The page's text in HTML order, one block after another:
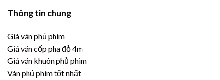
Thông tin chung
Giá ván phủ phim
Giá ván cốp pha đỏ 4m
Giá ván khuôn phủ phim
Ván phủ phim tốt nhất